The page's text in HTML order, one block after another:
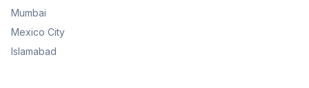
Mumbai
Mexico City
Islamabad